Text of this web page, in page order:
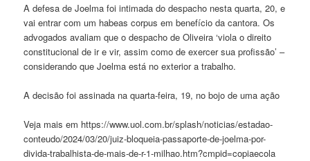
A defesa de Joelma foi intimada do despacho nesta quarta, 20, e
vai entrar com um habeas corpus em benefício da cantora. Os
advogados avaliam que o despacho de Oliveira ‘viola o direito
constitucional de ir e vir, assim como de exercer sua profissão’ –
considerando que Joelma está no exterior a trabalho.
A decisão foi assinada na quarta-feira, 19, no bojo de uma ação
Veja mais em https://www.uol.com.br/splash/noticias/estadao-
conteudo/2024/03/20/juiz-bloqueia-passaporte-de-joelma-por-
divida-trabalhista-de-mais-de-r-1-milhao.htm?cmpid=copiaecola